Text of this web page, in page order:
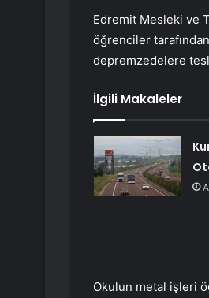
Edremit Mesleki ve
öğrenciler
depremzedelere
İlgili Makaleler
Okulun metal işleri